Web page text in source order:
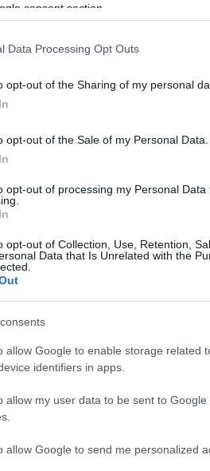
consent section.
Data Processing Opt Outs
opt-out of the Sharing of my personal
opt-out of the Sale of my Personal Data.
opt-out of processing my Personal Data
opt-out of Collection, Use, Retention,
Data that Is Unrelated with the
allow Google to enable storage related
identifiers in apps.
allow my user data to be sent to
allow Google to send me personalized
μεταδοθεί το κεντρικό δελτίο
το τριημέρο των